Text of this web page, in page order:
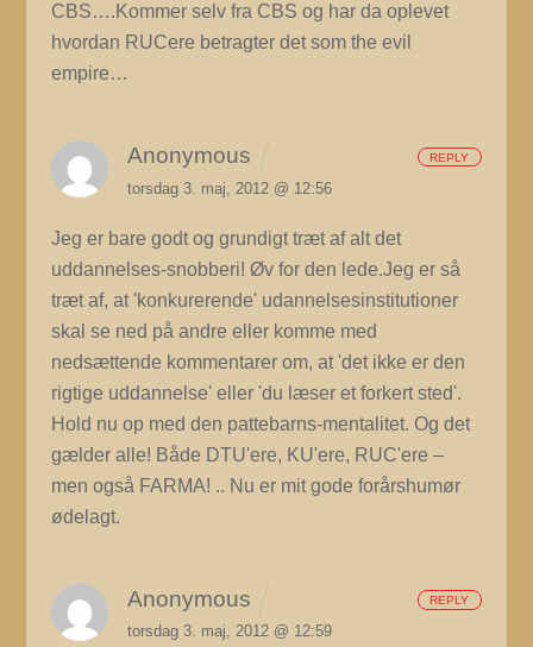
CBS….Kommer selv fra CBS og har da oplevet
hvordan RUCere betragter det som the evil
empire…
Anonymous
torsdag 3. maj, 2012 @ 12:56
Jeg er bare godt og grundigt træt af alt det
uddannelses-snobberi! Øv for den lede.Jeg er så
træt af, at 'konkurerende' udannelsesinstitutioner
skal se ned på andre eller komme med
nedsættende kommentarer om, at 'det ikke er den
rigtige uddannelse' eller 'du læser et forkert sted'.
Hold nu op med den pattebarns-mentalitet. Og det
gælder alle! Både DTU'ere, KU'ere, RUC'ere –
men også FARMA! .. Nu er mit gode forårshumør
ødelagt.
REPLY
Anonymous
torsdag 3. maj, 2012 @ 12:59
REPLY